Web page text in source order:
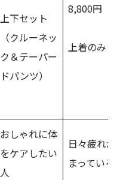
上下セット
（クルーネッ
ク＆テーパー
ドパンツ）
8,800円
上着のみ
おしゃれに体
をケアしたい
人
日々疲れ
まってい